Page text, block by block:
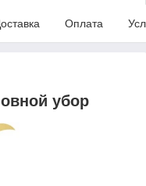
Оплата
убор